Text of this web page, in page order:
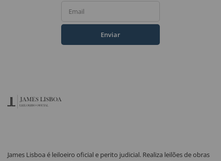
Email
Enviar
James Lisboa é leiloeiro oficial e perito judicial. Realiza leilões de obras